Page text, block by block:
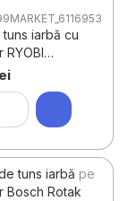
iarbă cu
RYOBI